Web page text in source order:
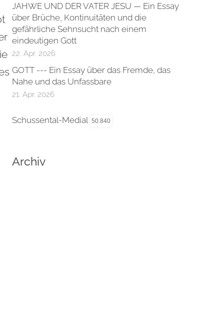
JAHWE UND DER VATER JESU — Ein Essay
über Brüche, Kontinuitäten und die
gefährliche Sehnsucht nach einem
eindeutigen Gott
22. Apr. 2026
GOTT --- Ein Essay über das Fremde, das
Nahe und das Unfassbare
21. Apr. 2026
Schussental-Medial 50.840
Archiv